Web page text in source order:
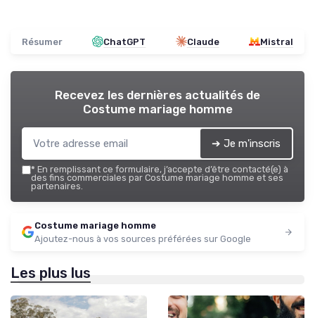
Résumer ChatGPT Claude Mistral
Recevez les dernières actualités de
Costume mariage homme
➔ Je m'inscris
* En remplissant ce formulaire, j’accepte d’être contacté(e) à
des fins commerciales par Costume mariage homme et ses
partenaires.
Costume mariage homme
Ajoutez-nous à vos sources préférées sur Google
Les plus lus